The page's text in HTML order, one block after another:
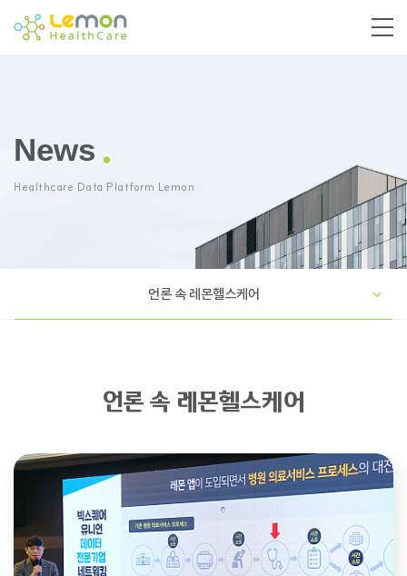
News
Healthcare Data Platform Lemon
언론 속 레몬헬스케어
언론 속 레몬헬스케어